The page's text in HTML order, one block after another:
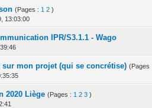
(Pages : 1 2 )
13:03:00
5 en moyenne
12 345
IPR/S3.1.1 - Wago
5 en moyenne
12345
mon projet (qui se concrétise) (Pages
4 sur 5 en moyenne
12 345
2020 Liège (Pages : 1 2 3 )
5 en moyenne
1234 5